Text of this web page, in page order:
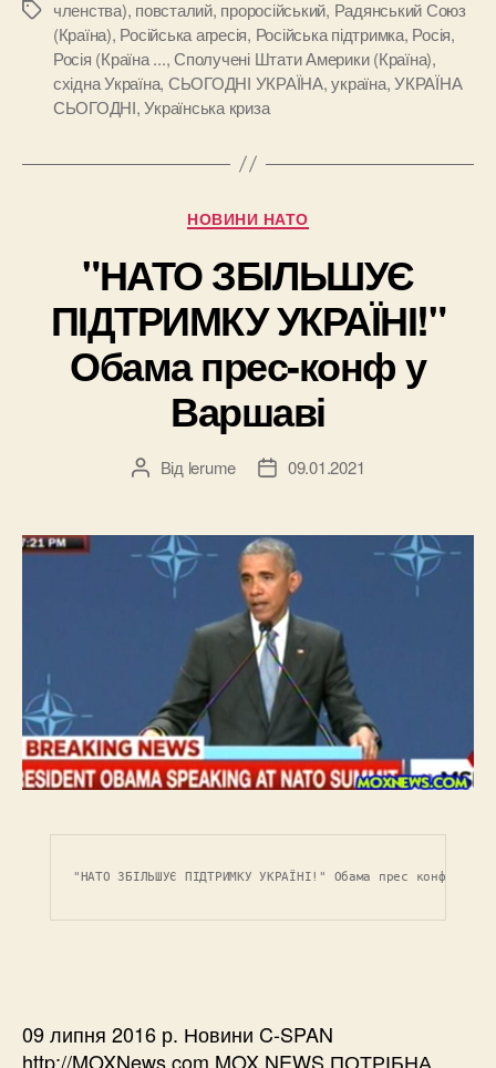
Позначкичленства), повсталий, проросійський, Радянський Союз
(Країна), Російська агресія, Російська підтримка, Росія,
Росія (Країна ...,Сполучені Штати Америки (Країна),
східна Україна, СЬОГОДНІ УКРАЇНА,україна,УКРАЇНА
СЬОГОДНІ,Українська криза
Категорії
НОВИНИ НАТО
"НАТО ЗБІЛЬШУЄ
ПІДТРИМКУ УКРАЇНІ!"
Обама прес-конф у
Варшаві
Автор
Від lerume
Дата09.01.2021
"НАТО ЗБІЛЬШУЄ ПІДТРИМКУ УКРАЇНІ!" Обама прес конф у
09 липня 2016 р. Новини C-SPAN
http://MOXNews.com MOX NEWS ПОТРІБНА